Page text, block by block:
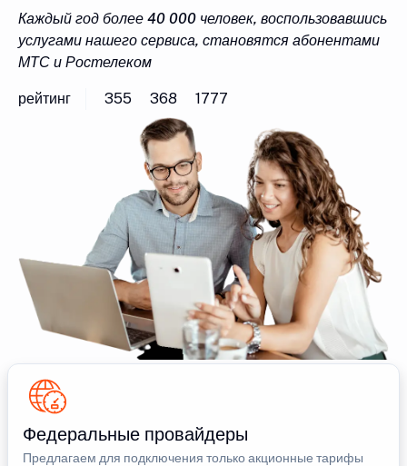
Каждый год более 40 000 человек, воспользовавшись
услугами нашего сервиса, становятся абонентами
МТС и Ростелеком
рейтинг 355 368 1777
Федеральные провайдеры
Предлагаем для подключения только акционные тарифы